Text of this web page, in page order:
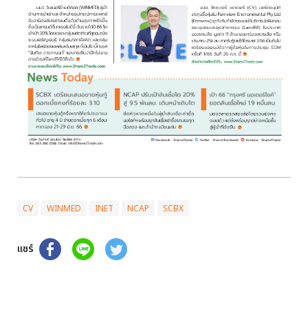
CV WINMED INET NCAP SCBX
แชร์